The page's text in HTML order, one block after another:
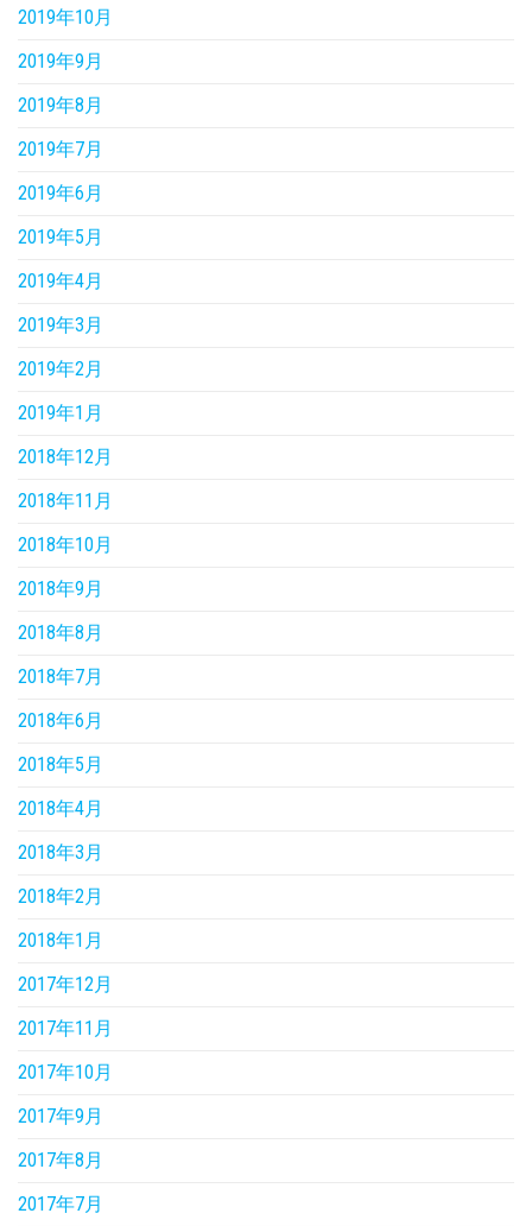
2019年10月
2019年9月
2019年8月
2019年7月
2019年6月
2019年5月
2019年4月
2019年3月
2019年2月
2019年1月
2018年12月
2018年11月
2018年10月
2018年9月
2018年8月
2018年7月
2018年6月
2018年5月
2018年4月
2018年3月
2018年2月
2018年1月
2017年12月
2017年11月
2017年10月
2017年9月
2017年8月
2017年7月